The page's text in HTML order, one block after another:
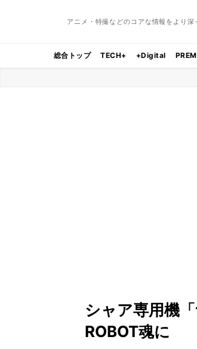
アニメ・特撮などのコアな情報をより深
総合トップ TECH+ +Digital
シャア専用機
ROBOT魂に